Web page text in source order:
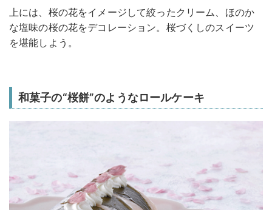
上には、桜の花をイメージして絞ったクリーム、ほのか
な塩味の桜の花をデコレーション。桜づくしのスイーツ
を堪能しよう。
和菓子の“桜餅”のようなロールケーキ